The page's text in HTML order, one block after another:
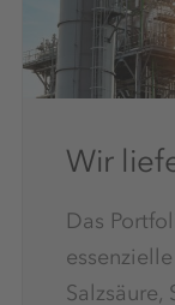
Wir
Das
Salzsäure,